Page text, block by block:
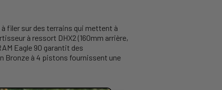
filer sur des terrains qui mettent à
à ressort DHX2 (160mm arrière,
Eagle 90 garantit des
Bronze à 4 pistons fournissent une